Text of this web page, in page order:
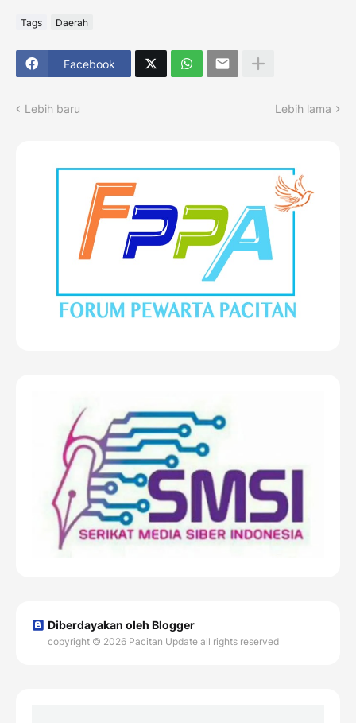
Tags Daerah
Facebook
Lebih baru Lebih lama
Diberdayakan oleh Blogger
copyright © 2026 Pacitan Update all rights reserved